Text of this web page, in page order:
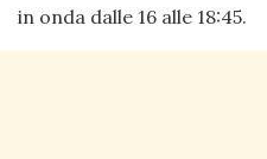
in onda dalle 16 alle 18:45.